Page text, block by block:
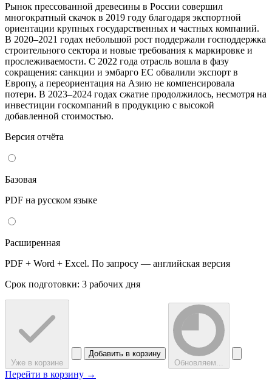
Рынок прессованной древесины в России совершил
многократный скачок в 2019 году благодаря экспортной
ориентации крупных государственных и частных компаний.
В 2020–2021 годах небольшой рост поддержали господдержка
строительного сектора и новые требования к маркировке и
прослеживаемости. С 2022 года отрасль вошла в фазу
сокращения: санкции и эмбарго ЕС обвалили экспорт в
Европу, а переориентация на Азию не компенсировала
потери. В 2023–2024 годах сжатие продолжилось, несмотря на
инвестиции госкомпаний в продукцию с высокой
добавленной стоимостью.
Версия отчёта
Базовая
PDF на русском языке
Расширенная
PDF + Word + Excel. По запросу — английская версия
Срок подготовки: 3 рабочих дня
Уже в корзине
Добавить в корзину
Обновляем...
Перейти в корзину →